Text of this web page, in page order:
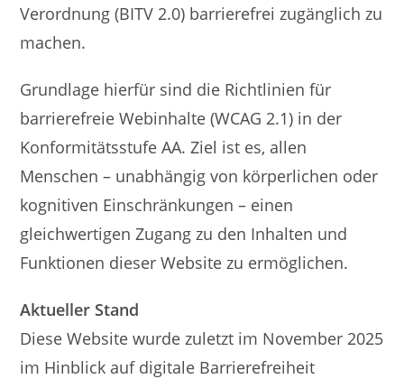
Verordnung (BITV 2.0) barrierefrei zugänglich zu
machen.
Grundlage hierfür sind die Richtlinien für
barrierefreie Webinhalte (WCAG 2.1) in der
Konformitätsstufe AA. Ziel ist es, allen
Menschen – unabhängig von körperlichen oder
kognitiven Einschränkungen – einen
gleichwertigen Zugang zu den Inhalten und
Funktionen dieser Website zu ermöglichen.
Aktueller Stand
Diese Website wurde zuletzt im November 2025
im Hinblick auf digitale Barrierefreiheit